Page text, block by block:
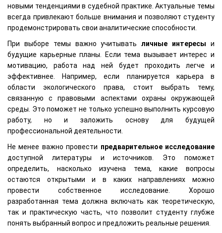
новыми тенденциями в судебной практике. Актуальные темы
всегда привлекают больше внимания и позволяют студенту
продемонстрировать свои аналитические способности.
При выборе темы важно учитыватьличные интересы и
будущие карьерные планы. Если тема вызывает интерес и
мотивацию, работа над ней будет проходить легче и
эффективнее. Например, если планируется карьера в
области экологического права, стоит выбрать тему,
связанную с правовыми аспектами охраны окружающей
среды. Это поможет не только успешно выполнить курсовую
работу, но и заложить основу для будущей
профессиональной деятельности.
Не менее важно провести предварительное исследование
доступной литературы и источников. Это поможет
определить, насколько изучена тема, какие вопросы
остаются открытыми и в каких направлениях можно
провести собственное исследование. Хорошо
разработанная тема должна включать как теоретическую,
так и практическую часть, что позволит студенту глубже
понять выбранный вопрос и предложить реальные решения.